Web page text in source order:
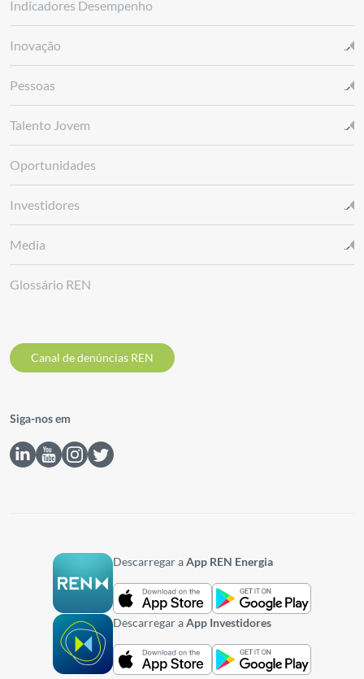
Indicadores Desempenho
Inovação
Pessoas
Talento Jovem
Oportunidades
Investidores
Media
Glossário REN
Canal de denúncias REN
Siga-nos em
Descarregar aApp REN Energia
Descarregar aApp Investidores